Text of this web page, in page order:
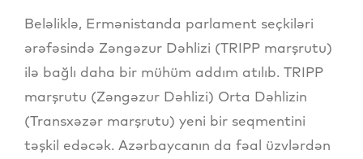
Beləliklə, Ermənistanda parlament seçkiləri
ərəfəsində Zəngəzur Dəhlizi (TRIPP marşrutu)
ilə bağlı daha bir mühüm addım atılıb. TRIPP
marşrutu (Zəngəzur Dəhlizi) Orta Dəhlizin
(Transxəzər marşrutu) yeni bir seqmentini
təşkil edəcək. Azərbaycanın da fəal üzvlərdən